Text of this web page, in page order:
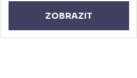
ZOBRAZIT